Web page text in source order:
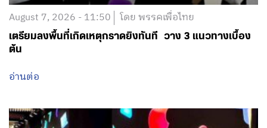
August 7, 2026 - 11:50 โดย พรรคเพื่อไทย
เตรียมลงพื้นที่เกิดเหตุกราดยิงทันที วาง 3 แนวทางเบื้อง
ต้น
อ่านต่อ